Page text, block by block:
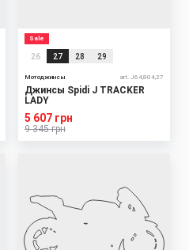
Sale
26 27 28 29
Мотоджинсы art. J64,804,27
Джинсы Spidi J TRACKER
LADY
9 345 грн
5 607 грн